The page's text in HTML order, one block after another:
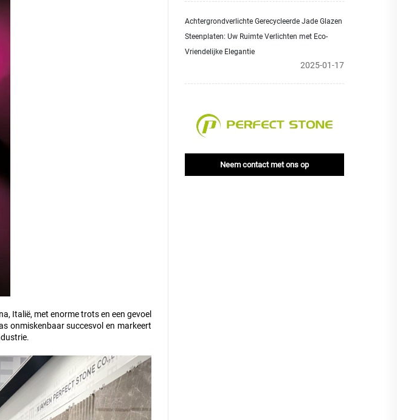
Italië, met enorme trots en een gevoel
onmiskenbaar succesvol en markeert
Achtergrondverlichte Gerecycleerde Jade Glazen
Steenplaten: Uw Ruimte Verlichten met Eco-
Vriendelijke Elegantie
2025-01-17
Neem contact met ons op